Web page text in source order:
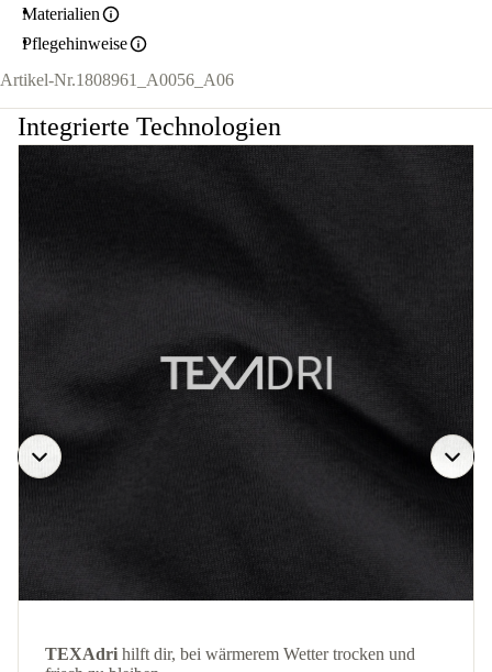
Materialien
Pflegehinweise
Artikel-Nr.1808961_A0056_A06
Integrierte Technologien
TEXAdri hilft dir, bei wärmerem Wetter trocken und